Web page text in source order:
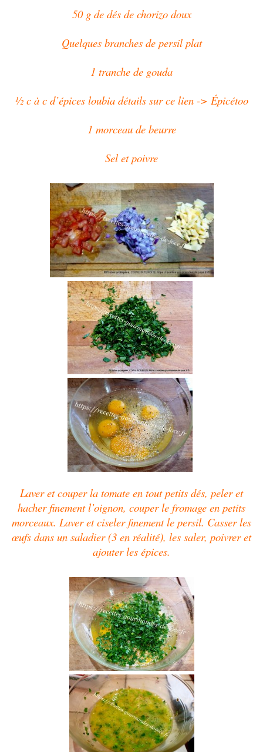
50 g de dés de chorizo doux
Quelques branches de persil plat
1 tranche de gouda
½ c à c d’épices loubia détails sur ce lien -> Épicétoo
1 morceau de beurre
Sel et poivre
Laver et couper la tomate en tout petits dés, peler et
hacher finement l’oignon, couper le fromage en petits
morceaux. Laver et ciseler finement le persil. Casser les
œufs dans un saladier (3 en réalité), les saler, poivrer et
ajouter les épices.